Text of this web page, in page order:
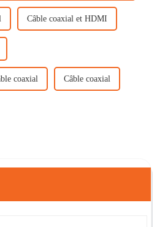
Câble coaxial et HDMI
coaxial Câble coaxial